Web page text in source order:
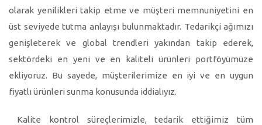
olarak yenilikleri takip etme ve müşteri memnuniyetini en
üst seviyede tutma anlayışı bulunmaktadır. Tedarikçi ağımızı
genişleterek ve global trendleri yakından takip ederek,
sektördeki en yeni ve en kaliteli ürünleri portföyümüze
ekliyoruz. Bu sayede, müşterilerimize en iyi ve en uygun
fiyatlı ürünleri sunma konusunda iddialıyız.
Kalite kontrol süreçlerimizle, tedarik ettiğimiz tüm